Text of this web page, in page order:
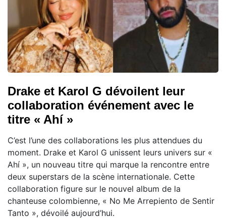
Drake et Karol G dévoilent leur
collaboration événement avec le
titre « Ahí »
C’est l’une des collaborations les plus attendues du
moment. Drake et Karol G unissent leurs univers sur «
Ahí », un nouveau titre qui marque la rencontre entre
deux superstars de la scène internationale. Cette
collaboration figure sur le nouvel album de la
chanteuse colombienne, « No Me Arrepiento de Sentir
Tanto », dévoilé aujourd’hui.